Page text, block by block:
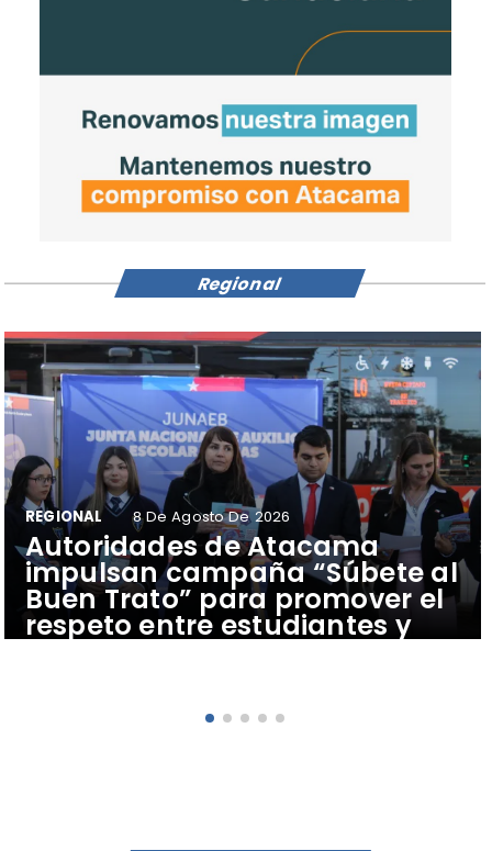
Autoridades de Atacama
impulsan campaña “Súbete al
Buen Trato” para promover el
respeto entre estudiantes y
REGIONAL 8 De Agosto De 2026
Regional